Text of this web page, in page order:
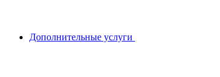
Дополнительные услуги